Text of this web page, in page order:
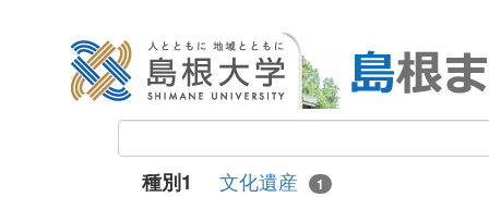
種別1 文化遺産 1